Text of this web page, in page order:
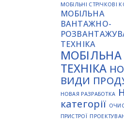
МОБІЛЬНІ СТРІЧКОВІ
МОБІЛЬНА
ВАНТАЖНО-
ТЕХНІКА
МОБІЛЬНА
ТЕХНІКА
ВИДИ
НОВАЯ РАЗРАБОТКА
категорії
ПРИСТРОЇ